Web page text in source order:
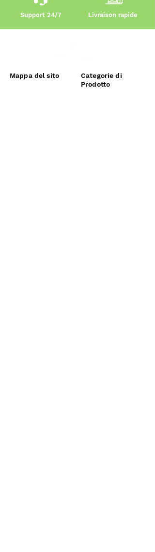
Support 24/7 Livraison rapide
Mappa del sito
Categorie di
Prodotto